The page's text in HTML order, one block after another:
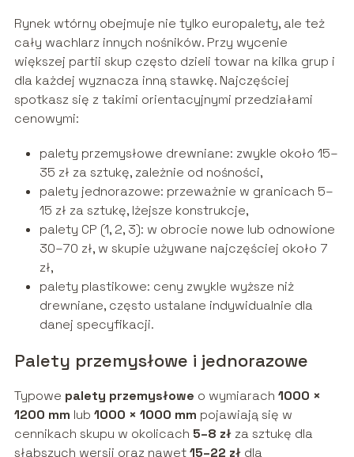
Rynek wtórny obejmuje nie tylko europalety, ale też
cały wachlarz innych nośników. Przy wycenie
większej partii skup często dzieli towar na kilka grup i
dla każdej wyznacza inną stawkę. Najczęściej
spotkasz się z takimi orientacyjnymi przedziałami
cenowymi:
palety przemysłowe drewniane: zwykle około 15–
35 zł za sztukę, zależnie od nośności,
palety jednorazowe: przeważnie w granicach 5–
15 zł za sztukę, lżejsze konstrukcje,
palety CP (1, 2, 3): w obrocie nowe lub odnowione
30–70 zł, w skupie używane najczęściej około 7
zł,
palety plastikowe: ceny zwykle wyższe niż
drewniane, często ustalane indywidualnie dla
danej specyfikacji.
Palety przemysłowe i jednorazowe
Typowe palety przemysłowe o wymiarach 1000 ×
1200 mm lub 1000 × 1000 mm pojawiają się w
cennikach skupu w okolicach 5–8 złza sztukę dla
słabszych wersji oraz nawet15–22 złdla